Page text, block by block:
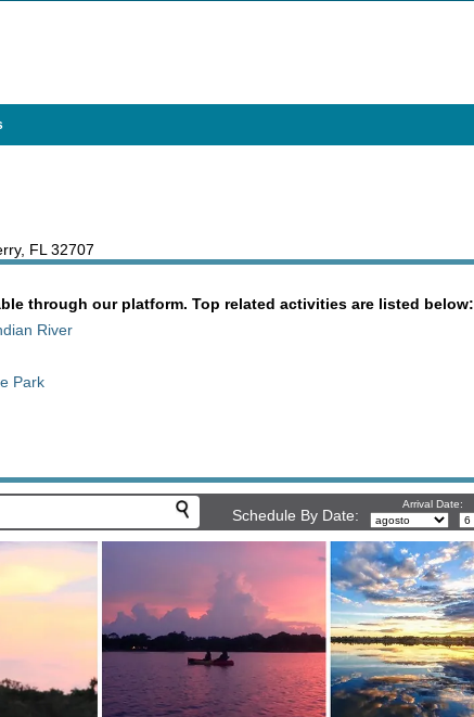
FL 32707
through our platform. Top related activities are listed below:
River
Park
Schedule By Date:
Arrival Date: